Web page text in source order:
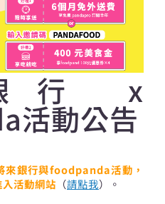
行 x
活動公告
來銀行與foodpanda活動，
活動網站 （請點我）。